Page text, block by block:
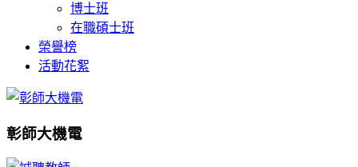
博士班
在職碩士班
榮譽榜
活動花絮
彰師大機電